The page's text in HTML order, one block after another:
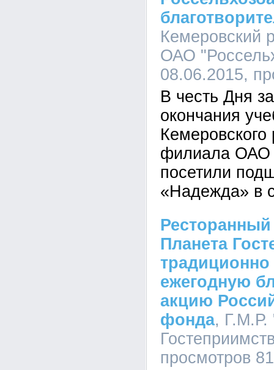
Кемеровский
ОАО
08.06.2015,
В честь Дня
окончания
Кемеровского
филиала ОАО
посетили
«Надежда» в
Ресторанный
Планета
ежегодную
акцию
фонда, Г.М.Р.
просмотров